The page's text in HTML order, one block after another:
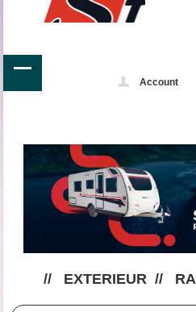
Account
// EXTERIEUR //